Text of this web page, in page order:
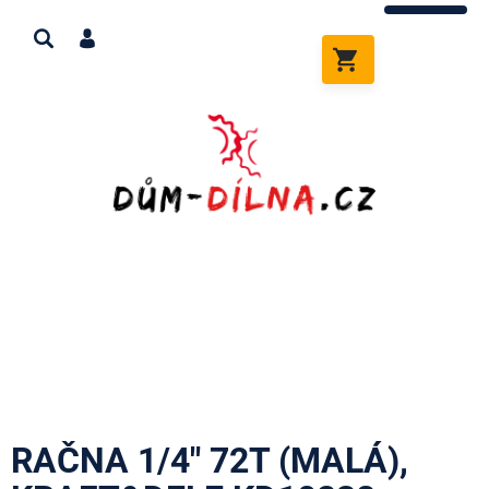
obsah
KOŠÍK
RAČNA 1/4" 72T (MALÁ),